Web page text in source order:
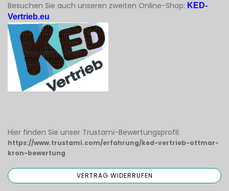
Besuchen Sie auch unseren zweiten Online-Shop: KED-
Vertrieb.eu
Hier finden Sie unser Trustami-Bewertungsprofil:
https://www.trustami.com/erfahrung/ked-vertrieb-ottmar-
kron-bewertung